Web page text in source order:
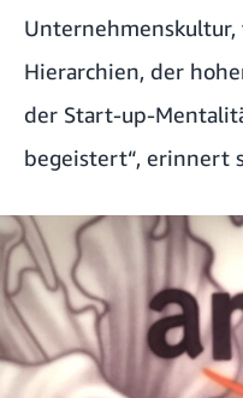
Hierarchien, der
der Start-up-
begeistert“, erinnert